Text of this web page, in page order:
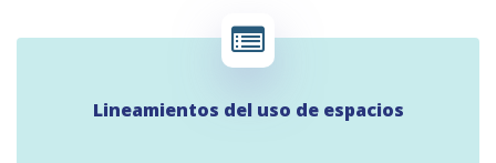
Lineamientos del uso de espacios